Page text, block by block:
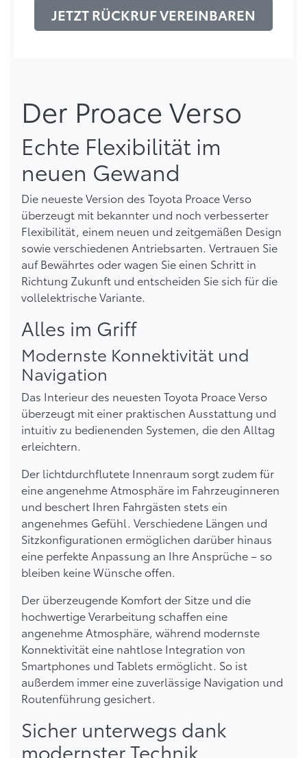
JETZT RÜCKRUF VEREINBAREN
Der Proace Verso
Echte Flexibilität im
neuen Gewand
Die neueste Version des Toyota Proace Verso
überzeugt mit bekannter und noch verbesserter
Flexibilität, einem neuen und zeitgemäßen Design
sowie verschiedenen Antriebsarten. Vertrauen Sie
auf Bewährtes oder wagen Sie einen Schritt in
Richtung Zukunft und entscheiden Sie sich für die
vollelektrische Variante.
Alles im Griff
Modernste Konnektivität und
Navigation
Das Interieur des neuesten Toyota Proace Verso
überzeugt mit einer praktischen Ausstattung und
intuitiv zu bedienenden Systemen, die den Alltag
erleichtern.
Der lichtdurchflutete Innenraum sorgt zudem für
eine angenehme Atmosphäre im Fahrzeuginneren
und beschert Ihren Fahrgästen stets ein
angenehmes Gefühl. Verschiedene Längen und
Sitzkonfigurationen ermöglichen darüber hinaus
eine perfekte Anpassung an Ihre Ansprüche – so
bleiben keine Wünsche offen.
Der überzeugende Komfort der Sitze und die
hochwertige Verarbeitung schaffen eine
angenehme Atmosphäre, während modernste
Konnektivität eine nahtlose Integration von
Smartphones und Tablets ermöglicht. So ist
außerdem immer eine zuverlässige Navigation und
Routenführung gesichert.
Sicher unterwegs dank
modernster Technik